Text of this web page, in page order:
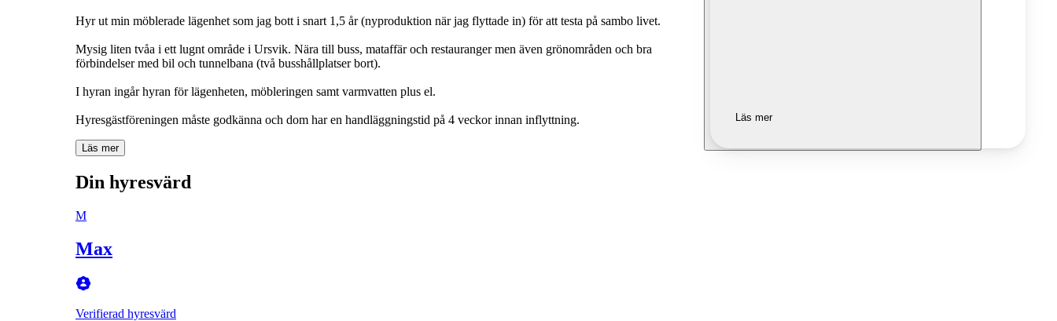
Hyr ut min möblerade lägenhet som jag bott i snart 1,5 år (nyproduktion när jag flyttade in) för att testa på sambo livet.
Mysig liten tvåa i ett lugnt område i Ursvik. Nära till buss, mataffär och restauranger men även grönområden och bra
förbindelser med bil och tunnelbana (två busshållplatser bort).
I hyran ingår hyran för lägenheten, möbleringen samt varmvatten plus el.
Hyresgästföreningen måste godkänna och dom har en handläggningstid på 4 veckor innan inflyttning.
Läs mer
Din hyresvärd
M
Max
Verifierad hyresvärd
Läs mer